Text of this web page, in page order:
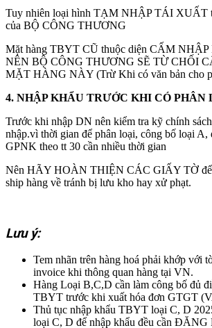
Tuy nhiên loại hình TẠM NHẬP TÁI XUẤT
của BỘ CÔNG THƯƠNG
Mặt hàng TBYT CŨ thuộc diện CẤM
NÊN BỘ CÔNG THƯƠNG SẼ TỪ CHỐI
MẶT HÀNG NÀY (Trừ Khi có văn bản cho
4. NHẬP KHẨU TRƯỚC KHI CÓ PHÂN
Trước khi nhập DN nên kiểm tra kỹ chính
nhập.vì thời gian để phân loại, công bố loại A,
GPNK theo tt 30 cần nhiều thời gian
Nên HÃY HOÀN THIỆN CÁC GIẤY TỜ để
ship hàng về tránh bị lưu kho hay xử phạt.
Lưu ý:
Tem nhãn trên hàng hoá phải khớp với
invoice khi thông quan hàng tại VN.
Hàng Loại B,C,D cần làm công bố đủ
TBYT trước khi xuất hóa đơn GTGT
Thủ tục nhập khẩu TBYT loại C, D
loại C, D để nhập khẩu đều cần